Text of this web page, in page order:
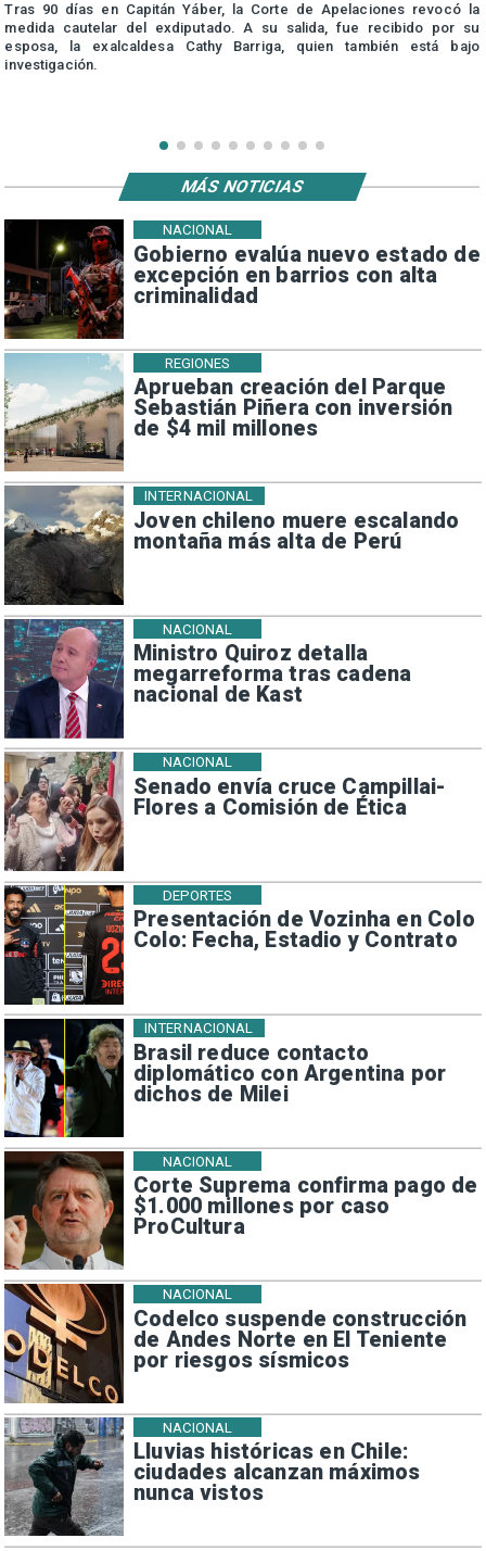
Tras 90 días en Capitán Yáber, la Corte de Apelaciones revocó la
medida cautelar del exdiputado. A su salida, fue recibido por su
esposa, la exalcaldesa Cathy Barriga, quien también está bajo
investigación.
Gobierno evalúa nuevo estado de
excepción en barrios con alta
criminalidad
NACIONAL
Aprueban creación del Parque
Sebastián Piñera con inversión
de $4 mil millones
REGIONES
Joven chileno muere escalando
montaña más alta de Perú
INTERNACIONAL
Ministro Quiroz detalla
megarreforma tras cadena
nacional de Kast
NACIONAL
Senado envía cruce Campillai-
Flores a Comisión de Ética
NACIONAL
Presentación de Vozinha en Colo
Colo: Fecha, Estadio y Contrato
DEPORTES
Brasil reduce contacto
diplomático con Argentina por
dichos de Milei
INTERNACIONAL
Corte Suprema confirma pago de
$1.000 millones por caso
ProCultura
NACIONAL
Codelco suspende construcción
de Andes Norte en El Teniente
por riesgos sísmicos
NACIONAL
Lluvias históricas en Chile:
ciudades alcanzan máximos
nunca vistos
NACIONAL
MÁS NOTICIAS